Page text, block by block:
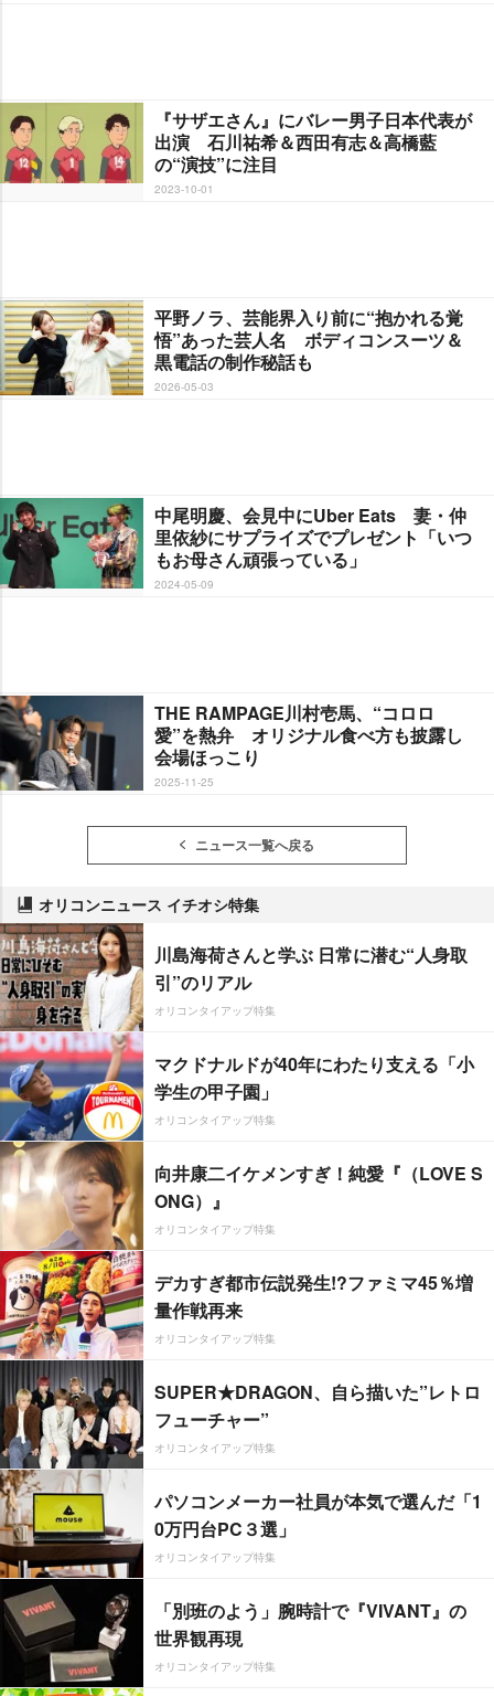
『サザエさん』にバレー男子日本代表が
出演 石川祐希＆西田有志＆高橋藍
の“演技”に注目
2023-10-01
平野ノラ、芸能界入り前に“抱かれる覚
悟”あった芸人名 ボディコンスーツ＆
黒電話の制作秘話も
2026-05-03
中尾明慶、会見中にUber Eats 妻・仲
里依紗にサプライズでプレゼント「いつ
もお母さん頑張っている」
2024-05-09
THE RAMPAGE川村壱馬、“コロロ
愛”を熱弁 オリジナル食べ方も披露し
会場ほっこり
2025-11-25
ニュース一覧へ戻る
オリコンニュース イチオシ特集
川島海荷さんと学ぶ 日常に潜む“人身取
引”のリアル
オリコンタイアップ特集
マクドナルドが40年にわたり支える「小
学生の甲子園」
オリコンタイアップ特集
向井康二イケメンすぎ！純愛『（LOVE S
ONG）』
オリコンタイアップ特集
デカすぎ都市伝説発生!?ファミマ45％増
量作戦再来
オリコンタイアップ特集
SUPER★DRAGON、自ら描いた”レトロ
フューチャー”
オリコンタイアップ特集
パソコンメーカー社員が本気で選んだ「1
0万円台PC３選」
オリコンタイアップ特集
「別班のよう」腕時計で『VIVANT』の
世界観再現
オリコンタイアップ特集